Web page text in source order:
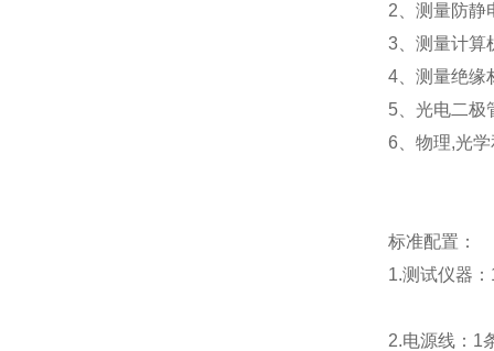
2、测量防静
3、测量计算
4、测量绝缘
5、光电二极
6、物理,光
标准配置：
1.测试仪器：
2.电源线：1